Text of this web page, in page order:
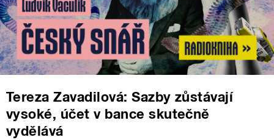
Tereza Zavadilová: Sazby zůstávají
vysoké, účet v bance skutečně
vydělává